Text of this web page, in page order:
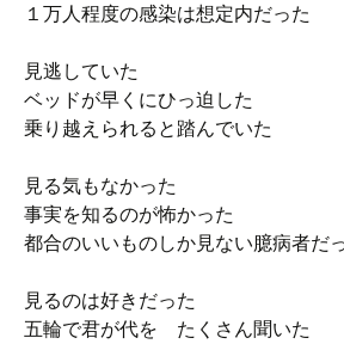
１万人程度の感染は想定内だった
見逃していた
ベッドが早くにひっ迫した
乗り越えられると踏んでいた
見る気もなかった
事実を知るのが怖かった
都合のいいものしか見ない臆病者だ
見るのは好きだった
五輪で君が代を たくさん聞いた